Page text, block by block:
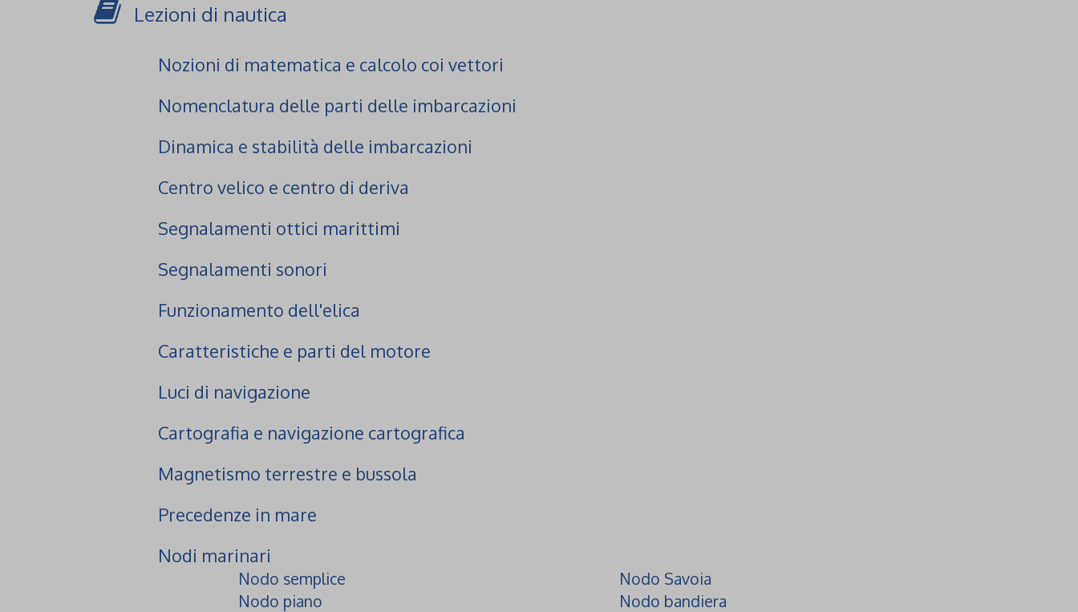
Lezioni di nautica
Nozioni di matematica e calcolo coi vettori
Nomenclatura delle parti delle imbarcazioni
Dinamica e stabilità delle imbarcazioni
Centro velico e centro di deriva
Segnalamenti ottici marittimi
Segnalamenti sonori
Funzionamento dell'elica
Caratteristiche e parti del motore
Luci di navigazione
Cartografia e navigazione cartografica
Magnetismo terrestre e bussola
Precedenze in mare
Nodi marinari
Nodo semplice
Nodo Savoia
Nodo piano
Nodo bandiera